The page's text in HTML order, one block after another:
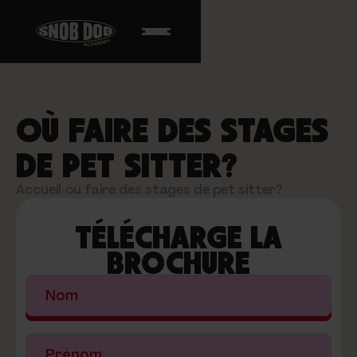
OÙ FAIRE DES STAGES
DE PET SITTER?
TÉLÉCHARGE LA
BROCHURE